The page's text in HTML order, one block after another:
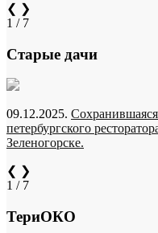
❮ ❯
1 / 7
Старые дачи
09.12.2025.
петербургского
Зеленогорске.
❮ ❯
1 / 7
ТериОКО